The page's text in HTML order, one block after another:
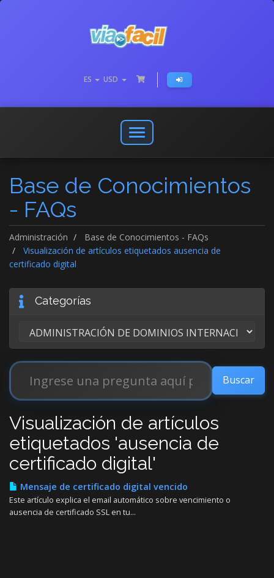
ES USD
Abrir
o
menú
de
Base de Conocimientos
- FAQs
Administración
Base de Conocimientos - FAQs
Visualización de artículos etiquetados ausencia de
certificado digital
Categorías
Visualización de artículos
etiquetados 'ausencia de
certificado digital'
Mensaje de certificado digital vencido
Este artículo explica el email automático sobre vencimiento o
ausencia de certificado SSL en tu...